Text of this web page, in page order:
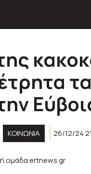
ΚΟΙΝΩΝΊΑ 26/12/24
ομάδα ertnews.gr